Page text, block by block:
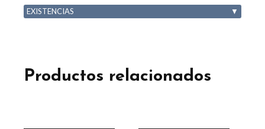
EXISTENCIAS ▼
Productos relacionados